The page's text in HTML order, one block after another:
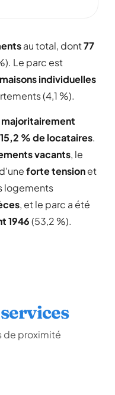
au total, dont77
Le parc est
maisons individuelles
(4,1 %).
majoritairement
15,2 % de locataires.
vacants, le
forte tensionet
logements
, et le parc a été
1946(53,2 %).
de proximité